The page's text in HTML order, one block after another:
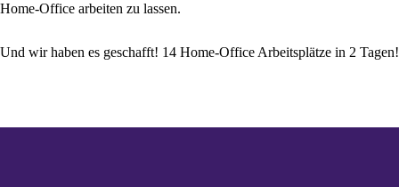
Home-Office arbeiten zu lassen.
Und wir haben es geschafft! 14 Home-Office Arbeitsplätze in 2 Tagen!